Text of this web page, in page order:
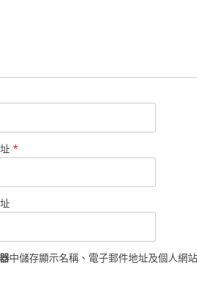
*
中儲存顯示名稱、電子郵件地址及個人網